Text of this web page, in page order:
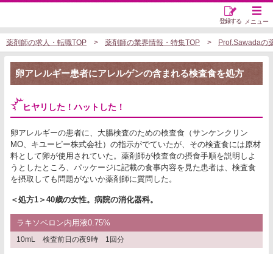
メニュー
登録する
薬剤師の求人・転職TOP 薬剤師の業界情報・特集TOP Prof.Sawadaの
卵アレルギー患者にアレルゲンの含まれる検査食を処方
ヒヤリした！ハットした！
卵アレルギーの患者に、大腸検査のための検査食（サンケンクリン
MO、キユーピー株式会社）の指示がでていたが、その検査食には原材
料として卵が使用されていた。薬剤師が検査食の摂食手順を説明しよ
うとしたところ、パッケージに記載の食事内容を見た患者は、検査食
を摂取しても問題がないか薬剤師に質問した。
＜処方1＞40歳の女性。病院の消化器科。
ラキソベロン内用液0.75%
10mL 検査前日の夜9時 1回分